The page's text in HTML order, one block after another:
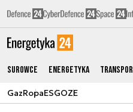
Surowce Energetyka
GazRopaESGOZE